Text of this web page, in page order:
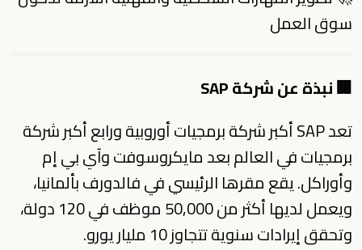
سوق العمل
🏢 نبذة عن شركة SAP
تعد SAP أكبر شركة برمجيات أوروبية ورابع أكبر شركة
برمجيات في العالم بعد مايكروسوفت وآي بي إم
وأوراكل. يقع مقرها الرئيسي في فالدورف بألمانيا،
ويعمل لديها أكثر من 50,000 موظف في 120 دولة،
وتحقق إيرادات سنوية تتجاوز 10 مليار يورو.